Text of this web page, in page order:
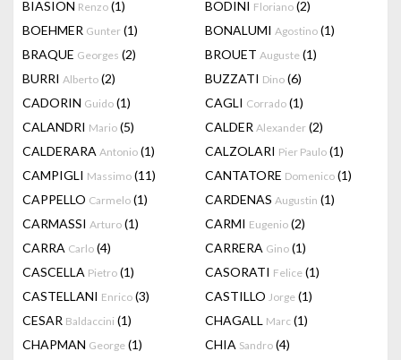
BIASION Renzo (1) BODINI Floriano (2)
BOEHMER Gunter (1) BONALUMI Agostino (1)
BRAQUE Georges (2) BROUET Auguste (1)
BURRI Alberto (2) BUZZATI Dino (6)
CADORIN Guido (1) CAGLI Corrado (1)
CALANDRI Mario (5) CALDER Alexander (2)
CALDERARA Antonio (1) CALZOLARI Pier Paulo (1)
CAMPIGLI Massimo (11) CANTATORE Domenico (1)
CAPPELLO Carmelo (1) CARDENAS Augustin (1)
CARMASSI Arturo (1) CARMI Eugenio (2)
CARRA Carlo (4) CARRERA Gino (1)
CASCELLA Pietro (1) CASORATI Felice (1)
CASTELLANI Enrico (3) CASTILLO Jorge (1)
CESAR Baldaccini (1) CHAGALL Marc (1)
CHAPMAN George (1) CHIA Sandro (4)